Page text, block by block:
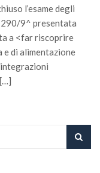
l’esame degli
290/9^ presentata
a <far riscoprire
e di alimentazione